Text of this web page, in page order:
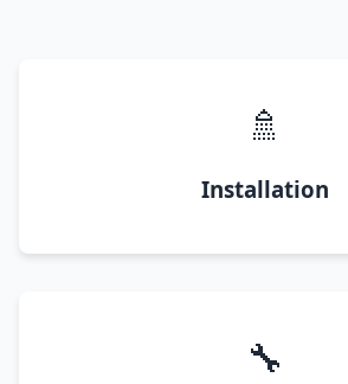
🚿
Installation
🔧